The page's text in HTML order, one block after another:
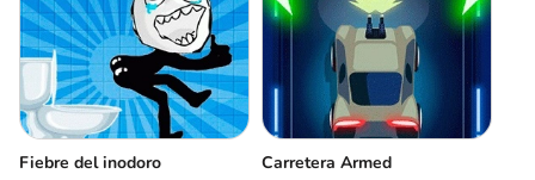
Fiebre del inodoro Carretera Аrmed